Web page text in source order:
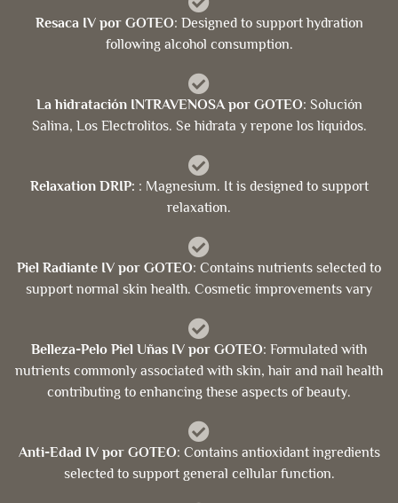
Resaca IV por GOTEO: Designed to support hydration
following alcohol consumption.
La hidratación INTRAVENOSA por GOTEO: Solución
Salina, Los Electrolitos. Se hidrata y repone los líquidos.
Relaxation DRIP: : Magnesium. It is designed to support
relaxation.
Piel Radiante IV por GOTEO: Contains nutrients selected to
support normal skin health. Cosmetic improvements vary
Belleza-Pelo Piel Uñas IV por GOTEO: Formulated with
nutrients commonly associated with skin, hair and nail health
contributing to enhancing these aspects of beauty.
Anti-Edad IV por GOTEO: Contains antioxidant ingredients
selected to support general cellular function.